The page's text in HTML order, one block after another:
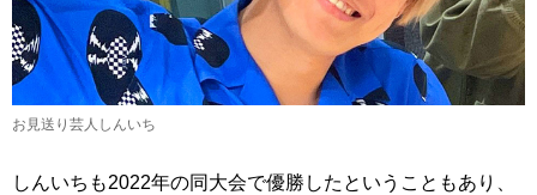
お見送り芸人しんいち
しんいちも2022年の同大会で優勝したということもあり、